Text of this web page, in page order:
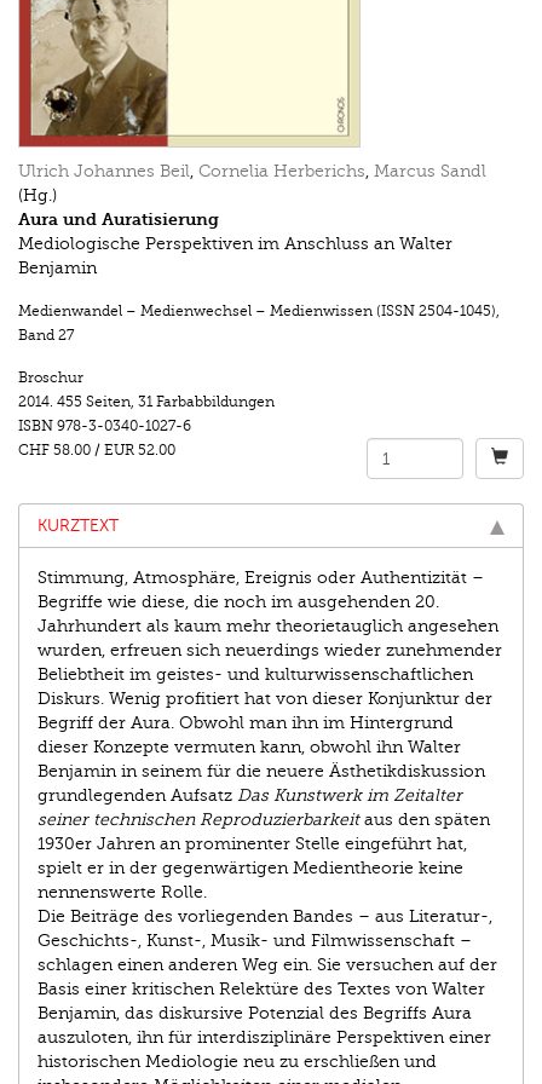
Ulrich Johannes Beil, Cornelia Herberichs, Marcus Sandl
(Hg.)
Aura und Auratisierung
Mediologische Perspektiven im Anschluss an Walter
Benjamin
Medienwandel – Medienwechsel – Medienwissen (ISSN 2504-1045),
Band 27
Broschur
2014. 455 Seiten, 31 Farbabbildungen
ISBN 978-3-0340-1027-6
CHF 58.00 / EUR 52.00
KURZTEXT
Stimmung, Atmosphäre, Ereignis oder Authentizität –
Begriffe wie diese, die noch im ausgehenden 20.
Jahrhundert als kaum mehr theorietauglich angesehen
wurden, erfreuen sich neuerdings wieder zunehmender
Beliebtheit im geistes- und kulturwissenschaftlichen
Diskurs. Wenig profitiert hat von dieser Konjunktur der
Begriff der Aura. Obwohl man ihn im Hintergrund
dieser Konzepte vermuten kann, obwohl ihn Walter
Benjamin in seinem für die neuere Ästhetikdiskussion
grundlegenden Aufsatz Das Kunstwerk im Zeitalter
seiner technischen Reproduzierbarkeitaus den späten
1930er Jahren an prominenter Stelle eingeführt hat,
spielt er in der gegenwärtigen Medientheorie keine
nennenswerte Rolle.
Die Beiträge des vorliegenden Bandes – aus Literatur-,
Geschichts-, Kunst-, Musik- und Filmwissenschaft –
schlagen einen anderen Weg ein. Sie versuchen auf der
Basis einer kritischen Relektüre des Textes von Walter
Benjamin, das diskursive Potenzial des Begriffs Aura
auszuloten, ihn für interdisziplinäre Perspektiven einer
historischen Mediologie neu zu erschließen und